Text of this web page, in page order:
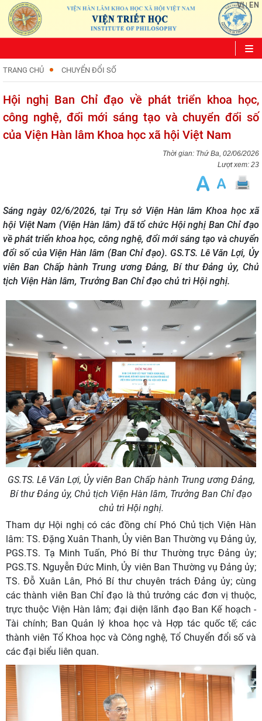
VI| EN
TRANG CHỦ CHUYỂN ĐỔI SỐ
Hội nghị Ban Chỉ đạo về phát triển khoa học,
công nghệ, đổi mới sáng tạo và chuyển đổi số
của Viện Hàn lâm Khoa học xã hội Việt Nam
Thứ Ba, 02/06/2026
Lượt xem: 23
Sáng ngày 02/6/2026, tại Trụ sở Viện Hàn lâm Khoa học xã
hội Việt Nam (Viện Hàn lâm) đã tổ chức Hội nghị Ban Chỉ đạo
về phát triển khoa học, công nghệ, đổi mới sáng tạo và chuyển
đổi số của Viện Hàn lâm (Ban Chỉ đạo). GS.TS. Lê Văn Lợi, Ủy
viên Ban Chấp hành Trung ương Đảng, Bí thư Đảng ủy, Chủ
tịch Viện Hàn lâm, Trưởng Ban Chỉ đạo chủ trì Hội nghị.
GS.TS. Lê Văn Lợi, Ủy viên Ban Chấp hành Trung ương Đảng,
Bí thư Đảng ủy, Chủ tịch Viện Hàn lâm, Trưởng Ban Chỉ đạo
chủ trì Hội nghị.
Tham dự Hội nghị có các đồng chí Phó Chủ tịch Viện Hàn
lâm: TS. Đặng Xuân Thanh, Ủy viên Ban Thường vụ Đảng ủy,
PGS.TS. Tạ Minh Tuấn, Phó Bí thư Thường trực Đảng ủy;
PGS.TS. Nguyễn Đức Minh, Ủy viên Ban Thường vụ Đảng ủy;
TS. Đỗ Xuân Lân, Phó Bí thư chuyên trách Đảng ủy; cùng
các thành viên Ban Chỉ đạo là thủ trưởng các đơn vị thuộc,
trực thuộc Viện Hàn lâm; đại diện lãnh đạo Ban Kế hoạch -
Tài chính; Ban Quản lý khoa học và Hợp tác quốc tế; các
thành viên Tổ Khoa học và Công nghệ, Tổ Chuyển đổi số và
các đại biểu liên quan.